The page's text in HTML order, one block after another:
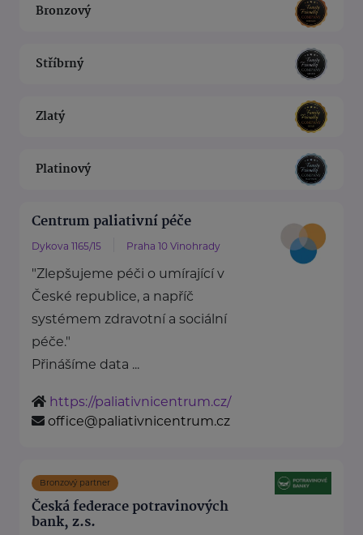
Bronzový
Stříbrný
Zlatý
Platinový
Centrum paliativní péče
Dykova 1165/15 Praha 10 Vinohrady
"Zlepšujeme péči o umírající v
České republice, a napříč
systémem zdravotní a sociální
péče."
Přinášíme data ...
https://paliativnicentrum.cz/
office@paliativnicentrum.cz
Bronzový partner
Česká federace potravinových
bank, z.s.